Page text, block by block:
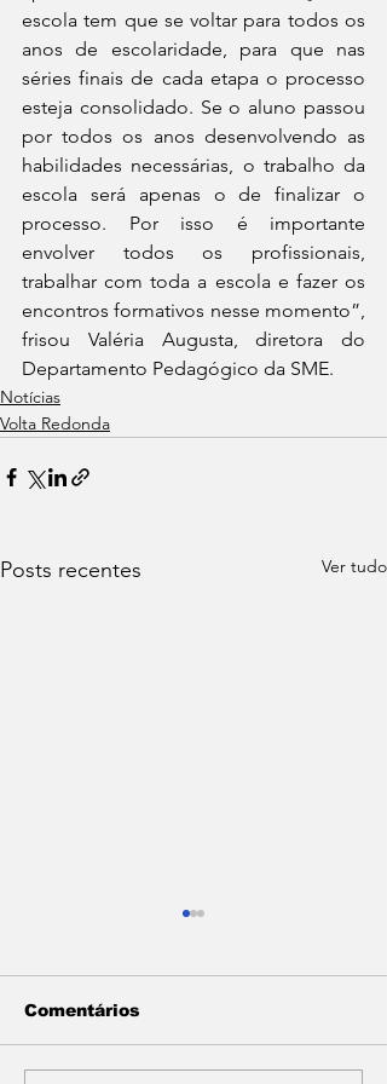
escola tem que se voltar para todos os
anos de escolaridade, para que nas
séries finais de cada etapa o processo
esteja consolidado. Se o aluno passou
por todos os anos desenvolvendo as
habilidades necessárias, o trabalho da
escola será apenas o de finalizar o
processo. Por isso é importante
envolver todos os profissionais,
trabalhar com toda a escola e fazer os
encontros formativos nesse momento”,
frisou Valéria Augusta, diretora do
Departamento Pedagógico da SME.
Notícias
Volta Redonda
Posts recentes Ver tudo
Comentários